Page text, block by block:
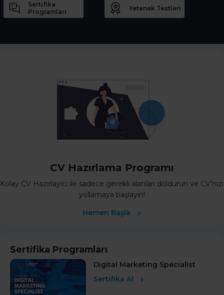
Sertifika
Programları
Yetenek Testleri
CV Hazırlama Programı
Kolay CV Hazırlayıcı ile sadece gerekli alanları doldurun ve CV’nizi
yollamaya başlayın!
Hemen Başla
Sertifika Programları
Digital Marketing Specialist
Sertifika Al